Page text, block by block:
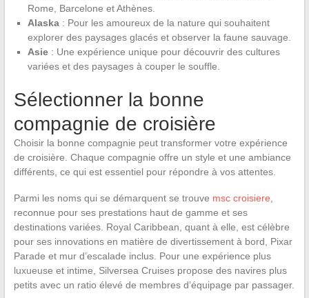
Rome, Barcelone et Athènes.
Alaska: Pour les amoureux de la nature qui souhaitent
explorer des paysages glacés et observer la faune sauvage.
Asie: Une expérience unique pour découvrir des cultures
variées et des paysages à couper le souffle.
Sélectionner la bonne
compagnie de croisière
Choisir la bonne compagnie peut transformer votre expérience
de croisière. Chaque compagnie offre un style et une ambiance
différents, ce qui est essentiel pour répondre à vos attentes.
Parmi les noms qui se démarquent se trouve msc croisiere
reconnue pour ses prestations haut de gamme et ses
destinations variées. Royal Caribbean, quant à elle, est célèbre
pour ses innovations en matière de divertissement à bord, Pixar
Parade et mur d’escalade inclus. Pour une expérience plus
luxueuse et intime, Silversea Cruises propose des navires plus
petits avec un ratio élevé de membres d’équipage par passager.